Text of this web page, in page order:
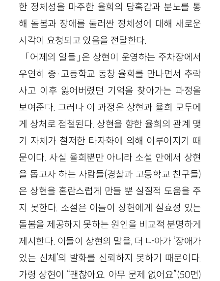
한 정체성을 마주한 율희의 당혹감과 분노를 통
해 돌봄과 장애를 둘러싼 정체성에 대해 새로운
시각이 요청되고 있음을 전달한다.
「어제의 일들」은 상현이 운영하는 주차장에서
우연히 중·고등학교 동창 율희를 만나면서 추락
사고 이후 잃어버렸던 기억을 찾아가는 과정을
보여준다. 그러나 이 과정은 상현과 율희 모두에
게 상처로 점철된다. 상현을 향한 율희의 관계 맺
기 자체가 철저한 타자화에 의해 이루어지기 때
문이다. 사실 율희뿐만 아니라 소설 안에서 상현
을 돕고자 하는 사람들(경찰과 고등학교 친구들)
은 상현을 혼란스럽게 만들 뿐 실질적 도움을 주
지 못한다. 소설은 이들이 상현에게 실효성 있는
돌봄을 제공하지 못하는 원인을 비교적 분명하게
제시한다. 이들이 상현의 말을, 더 나아가 ‘장애가
있는 신체’의 발화를 신뢰하지 못하기 때문이다.
가령 상현이 “괜찮아요. 아무 문제 없어요”(50면)